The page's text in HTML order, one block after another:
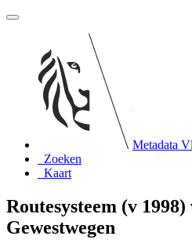
Metadata
Zoeken
Kaart
Routesysteem (v
Gewestwegen